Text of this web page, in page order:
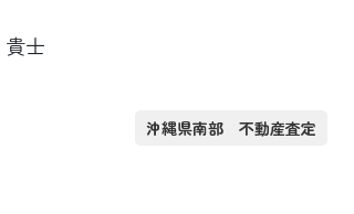
貴士
沖縄県南部 不動産査定